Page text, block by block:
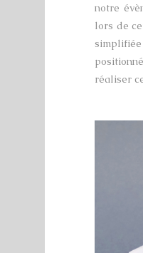
notre
lors de
réaliser